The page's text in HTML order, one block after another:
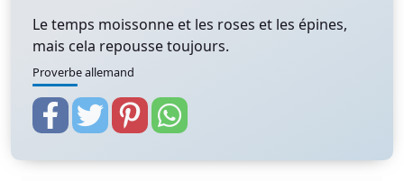
Le temps moissonne et les roses et les épines,
mais cela repousse toujours.
Proverbe allemand